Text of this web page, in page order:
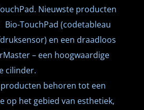
Nieuwste producten
TouchPad (codetableau
en een draadloos
– een hoogwaardige
cilinder.
producten behoren tot een
op het gebied van esthetiek,